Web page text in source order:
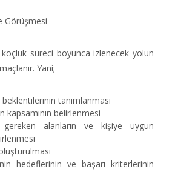
Görüşmesi
süreci boyunca izlenecek yolun
Yani;
tanımlanması
kapsamının belirlenmesi
gereken alanların ve kişiye uygun
hedeflerinin ve başarı kriterlerinin